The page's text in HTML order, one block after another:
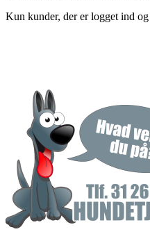
Kun kunder, der er logget ind